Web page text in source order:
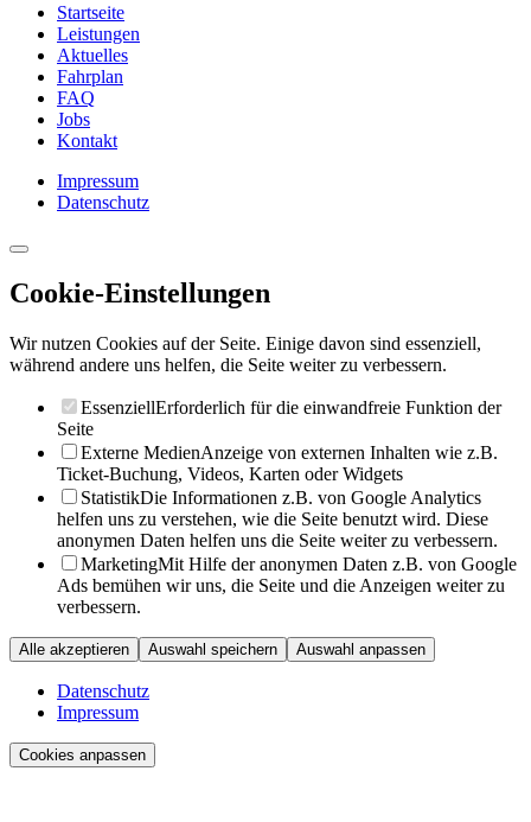
Startseite
Leistungen
Aktuelles
Fahrplan
FAQ
Jobs
Kontakt
Impressum
Datenschutz
Cookie-Einstellungen
Wir nutzen Cookies auf der Seite. Einige davon sind essenziell,
während andere uns helfen, die Seite weiter zu verbessern.
EssenziellErforderlich für die einwandfreie Funktion der
Seite
Externe MedienAnzeige von externen Inhalten wie z.B.
Ticket-Buchung, Videos, Karten oder Widgets
StatistikDie Informationen z.B. von Google Analytics
helfen uns zu verstehen, wie die Seite benutzt wird. Diese
anonymen Daten helfen uns die Seite weiter zu verbessern.
MarketingMit Hilfe der anonymen Daten z.B. von Google
Ads bemühen wir uns, die Seite und die Anzeigen weiter zu
verbessern.
Alle akzeptieren Auswahl speichern Auswahl anpassen
Datenschutz
Impressum
Cookies anpassen